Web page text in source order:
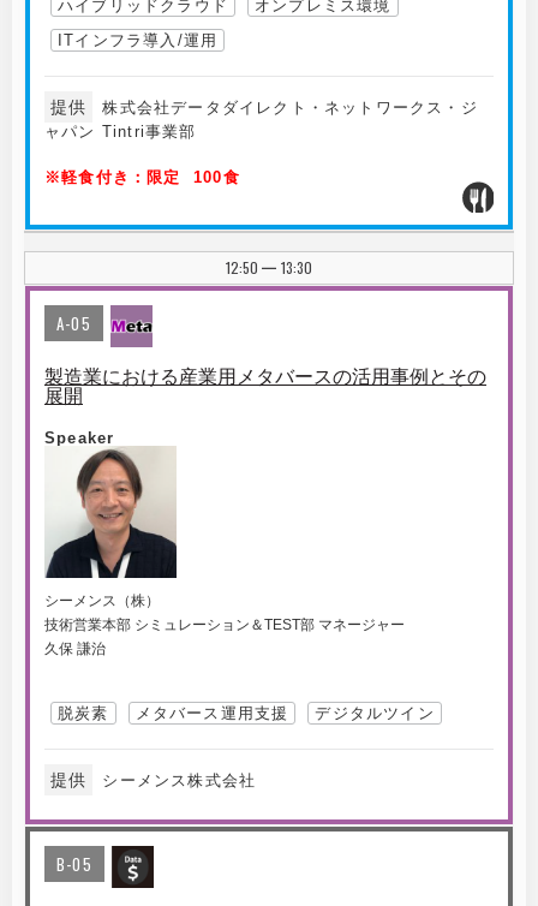
ハイブリッドクラウド
オンプレミス環境
ITインフラ導入/運用
提供
株式会社データダイレクト・ネットワークス・ジ
ャパン Tintri事業部
※軽食付き：限定 100食
12:50 | 13:30
A-05
製造業における産業用メタバースの活用事例とその
展開
Speaker
シーメンス（株）
技術営業本部 シミュレーション＆TEST部 マネージャー
久保 謙治
脱炭素 メタバース運用支援 デジタルツイン
提供 シーメンス株式会社
B-05